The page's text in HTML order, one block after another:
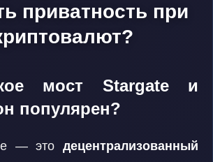
приватность при
мост Stargate и
популярен?
— это децентрализованный